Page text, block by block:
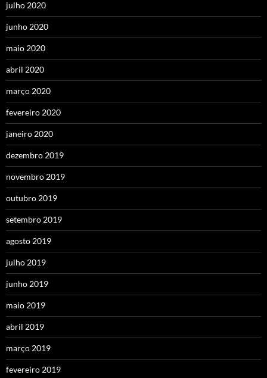
julho 2020
junho 2020
maio 2020
abril 2020
março 2020
fevereiro 2020
janeiro 2020
dezembro 2019
novembro 2019
outubro 2019
setembro 2019
agosto 2019
julho 2019
junho 2019
maio 2019
abril 2019
março 2019
fevereiro 2019